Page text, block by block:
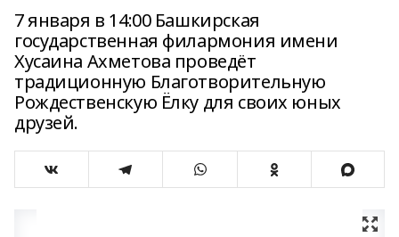
7 января в 14:00 Башкирская
государственная филармония имени
Хусаина Ахметова проведёт
традиционную Благотворительную
Рождественскую Ёлку для своих юных
друзей.